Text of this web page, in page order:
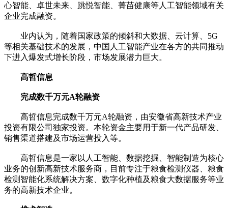
心智能、卓世未来、跳悦智能、菁苗健康等人工智能领域有关
企业完成融资。
业内认为，随着国家政策的倾斜和大数据、云计算、5G
等相关基础技术的发展，中国人工智能产业在各方的共同推动
下进入爆发式增长阶段，市场发展潜力巨大。
高哲信息
完成数千万元A轮融资
高哲信息完成数千万元A轮融资，由安徽省高新技术产业
投资有限公司独家投资。本轮资金主要用于新一代产品研发、
销售渠道搭建及市场运营投入等。
高哲信息是一家以人工智能、数据挖掘、智能制造为核心
业务的创新高新技术服务商，目前专注于粮食检测仪器、粮食
检测智能化系统解决方案、数字化种植及粮食大数据服务等业
务的高新技术企业。